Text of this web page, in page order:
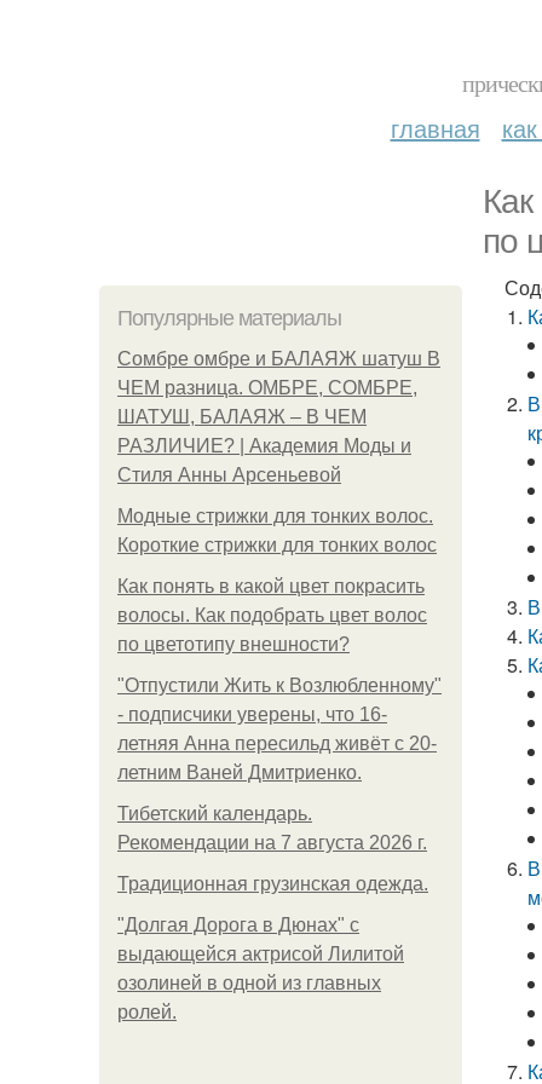
главная
по
Популярные материалы
Сомбре омбре и БАЛАЯЖ шатуш В
ЧЕМ разница. ОМБРЕ, СОМБРЕ,
ШАТУШ, БАЛАЯЖ – В ЧЕМ
РАЗЛИЧИЕ? | Академия Моды и
Стиля Анны Арсеньевой
Модные стрижки для тонких волос.
Короткие стрижки для тонких волос
Как понять в какой цвет покрасить
волосы. Как подобрать цвет волос
по цветотипу внешности?
"Отпустили Жить к Возлюбленному"
- подписчики уверены, что 16-
летняя Анна пересильд живёт с 20-
летним Ваней Дмитриенко.
Тибетский календарь.
Рекомендации на 7 августа 2026 г.
Традиционная грузинская одежда.
"Долгая Дорога в Дюнах" с
выдающейся актрисой Лилитой
озолиней в одной из главных
ролей.